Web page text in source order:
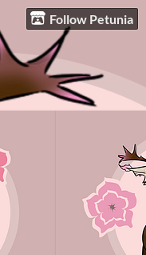
Follow Petunia